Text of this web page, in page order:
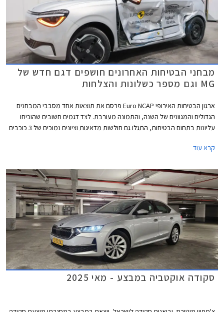
מבחני הבטיחות האחרונים חושפים דגם חדש של
MG וגם מספר כשלונות והצלחות
ארגון הבטיחות האירופי Euro NCAP פרסם את תוצאות אחד מסבבי המבחנים
הגדולים והמגוונים של השנה, והתמונה מעורבת. לצד דגמים חשובים שהוכיחו
עליונות בתחום הבטיחות, התגלו גם חולשות מדאיגות וציונים נמוכים של 3 כוכבים
מנת לבדוק את רמת בטיחותו בסטנדרטים של היום.
קרא עוד
סקודה אוקטביה במבצע - מאי 2025